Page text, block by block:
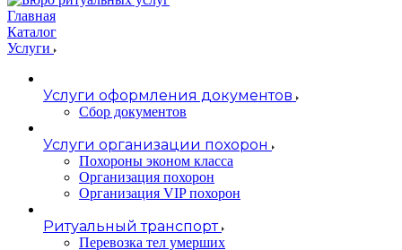
Главная
Каталог
Услуги
Услуги оформления документов
Сбор документов
Услуги организации похорон
Похороны эконом класса
Организация похорон
Организация VIP похорон
Ритуальный транспорт
Перевозка тел умерших